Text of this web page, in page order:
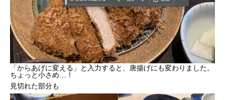
「からあげに変える」と入力すると、唐揚げにも変わりました。
ちょっと小さめ…！
見切れた部分も